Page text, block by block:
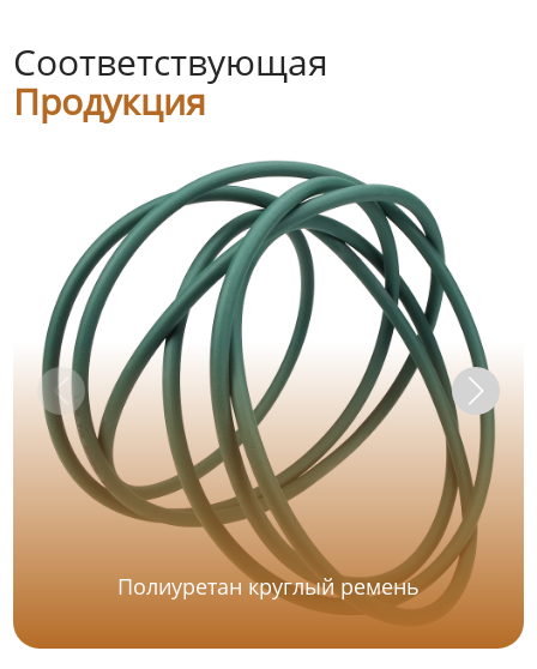
Соответствующая
Продукция
Полиуретан круглый ремень